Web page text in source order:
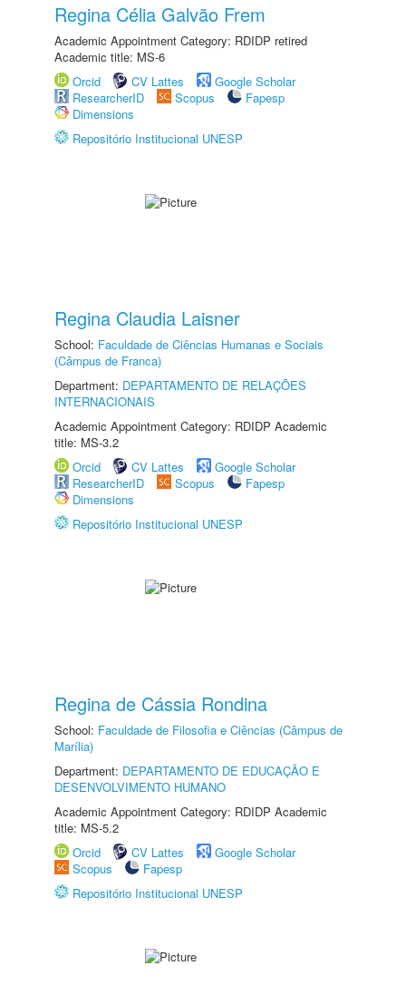
Regina Célia Galvão Frem
Academic Appointment Category: RDIDP retired
Academic title: MS-6
Orcid
CV Lattes
Google Scholar
ResearcherID
Scopus
Fapesp
Dimensions
Repositório Institucional UNESP
Regina Claudia Laisner
School: Faculdade de Ciências Humanas e Sociais
(Câmpus de Franca)
Department: DEPARTAMENTO DE RELAÇÕES
INTERNACIONAIS
Academic Appointment Category: RDIDP Academic
title: MS-3.2
Orcid
CV Lattes
Google Scholar
ResearcherID
Scopus
Fapesp
Dimensions
Repositório Institucional UNESP
Regina de Cássia Rondina
School: Faculdade de Filosofia e Ciências (Câmpus de
Marília)
Department: DEPARTAMENTO DE EDUCAÇÃO E
DESENVOLVIMENTO HUMANO
Academic Appointment Category: RDIDP Academic
title: MS-5.2
Orcid
CV Lattes
Google Scholar
Scopus
Fapesp
Repositório Institucional UNESP